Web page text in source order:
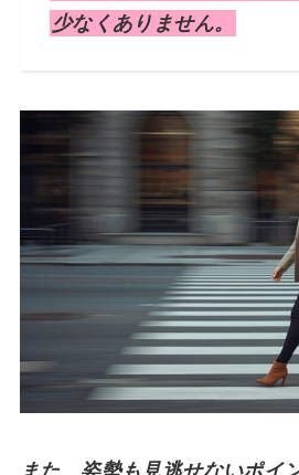
少なくありません。